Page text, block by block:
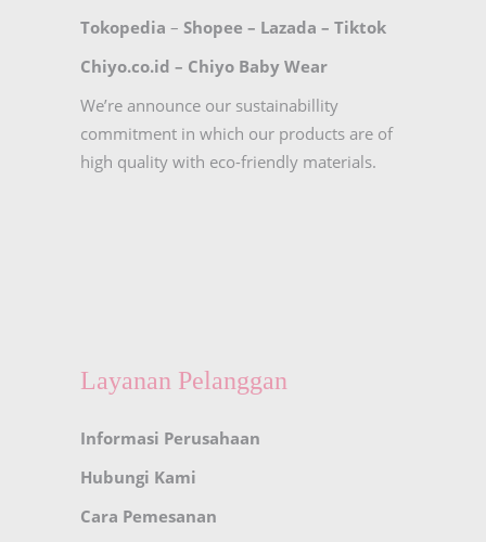
Tokopedia – Shopee – Lazada – Tiktok
Chiyo.co.id – Chiyo Baby Wear
We’re announce our sustainabillity
commitment in which our products are of
high quality with eco-friendly materials.
Layanan Pelanggan
Informasi Perusahaan
Hubungi Kami
Cara Pemesanan